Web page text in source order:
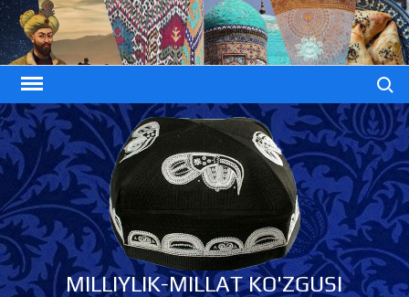
Skip
to
content
MILLIYLIK-MILLAT KO'ZGUSI